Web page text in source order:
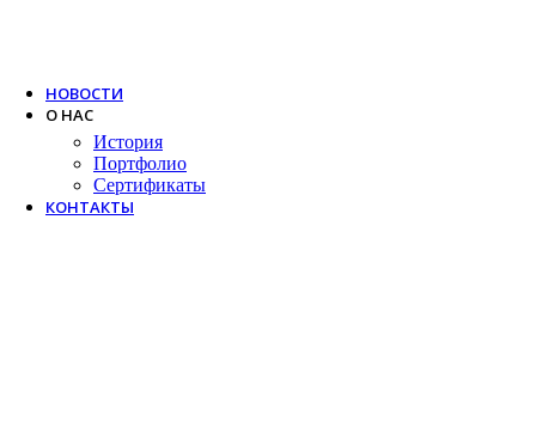
НОВОСТИ
О НАС
История
Портфолио
Сертификаты
КОНТАКТЫ